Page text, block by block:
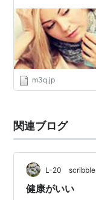
m3q.jp
関連ブログ
L-20 scribble
健康がいい